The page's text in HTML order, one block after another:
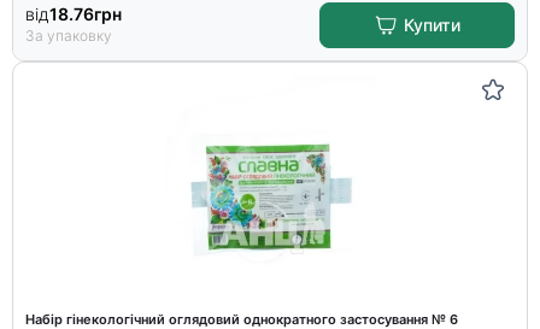
від18.76грн
За упаковку
Купити
Набір гінекологічний оглядовий однократного застосування № 6